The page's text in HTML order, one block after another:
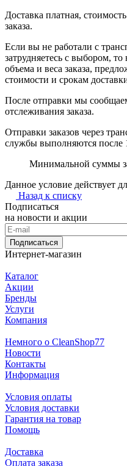
Доставка платная,
заказа.
Если вы не работали с
затрудняетесь с выбором,
объема и веса заказа,
стоимости и срокам
После отправки мы
отслеживания заказа.
Отправки заказов через
службы выполняются после
Минимальной суммы
Данное условие действует
Назад к списку
Подписаться
на новости и акции
Подписаться
Интернет-магазин
Каталог
Акции
Бренды
Услуги
Компания
Немного о CleanShop77
Новости
Контакты
Информация
Условия оплаты
Условия доставки
Гарантия на товар
Помощь
Доставка
Оплата заказа